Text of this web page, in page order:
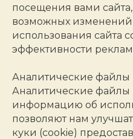
посещения вами
возможных изменений
использования сайта
эффективности
Аналитические файлы
Аналитические файлы
информацию об
позволяют нам
куки (cookie)